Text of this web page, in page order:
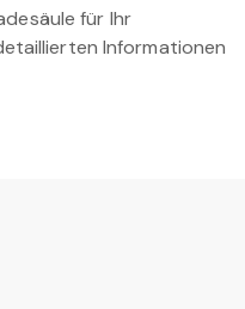
für Ihr
Informationen